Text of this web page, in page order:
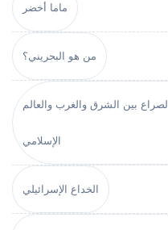
ماما أخضر
من هو البحريني؟
بين الشرق والغرب والعالم
الإسلامي
الخداع الإسرائيلي